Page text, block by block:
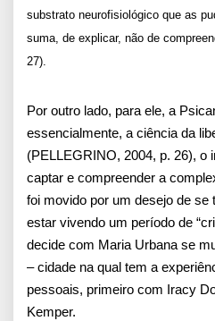
substrato neurofisiológico que as
suma, de explicar, não de
27).
Por outro lado, para ele, a
essencialmente, a ciência da
(PELLEGRINO, 2004, p. 26), o
captar e compreender a
foi movido por um desejo de se
estar vivendo um período de
decide com Maria Urbana se
– cidade na qual tem a
pessoais, primeiro com Iracy
Kemper.